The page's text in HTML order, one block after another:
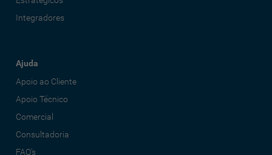
Integradores
Ajuda
Apoio ao Cliente
Apoio Técnico
Comercial
Consultadoria
FAQ's